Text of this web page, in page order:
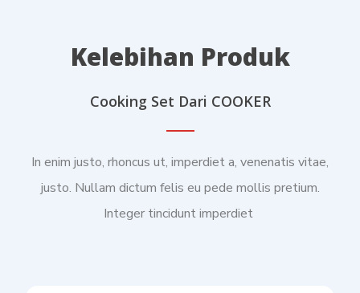
Kelebihan Produk
Cooking Set Dari COOKER
In enim justo, rhoncus ut, imperdiet a, venenatis vitae,
justo. Nullam dictum felis eu pede mollis pretium.
Integer tincidunt imperdiet